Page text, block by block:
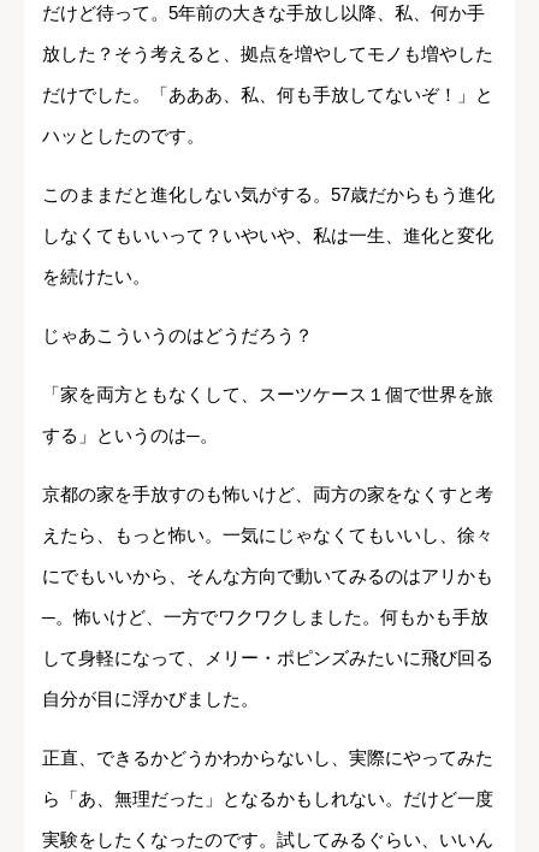
だけど待って。5年前の大きな手放し以降、私、何か手
放した？そう考えると、拠点を増やしてモノも増やした
だけでした。「あああ、私、何も手放してないぞ！」と
ハッとしたのです。
このままだと進化しない気がする。57歳だからもう進化
しなくてもいいって？いやいや、私は一生、進化と変化
を続けたい。
じゃあこういうのはどうだろう？
「家を両方ともなくして、スーツケース１個で世界を旅
する」というのは─。
京都の家を手放すのも怖いけど、両方の家をなくすと考
えたら、もっと怖い。一気にじゃなくてもいいし、徐々
にでもいいから、そんな方向で動いてみるのはアリかも
─。怖いけど、一方でワクワクしました。何もかも手放
して身軽になって、メリー・ポピンズみたいに飛び回る
自分が目に浮かびました。
正直、できるかどうかわからないし、実際にやってみた
ら「あ、無理だった」となるかもしれない。だけど一度
実験をしたくなったのです。試してみるぐらい、いいん